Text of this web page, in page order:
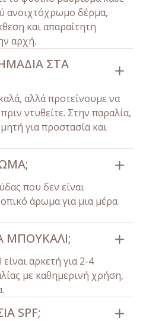
ανοιχτόχρωμο δέρμα,
και απαραίτητη
αρχή.
ΣΤΑ
αλλά προτείνουμε να
ντυθείτε. Στην παραλία,
για προστασία και
που δεν είναι
άρωμα για μια μέρα
ΜΠΟΥΚΆΛΙ;
αρκετή για 2-4
με καθημερινή χρήση,
SPF;